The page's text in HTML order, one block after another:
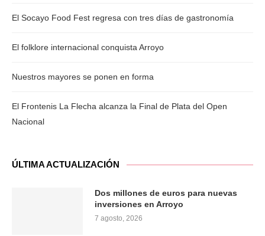
El Socayo Food Fest regresa con tres días de gastronomía
El folklore internacional conquista Arroyo
Nuestros mayores se ponen en forma
El Frontenis La Flecha alcanza la Final de Plata del Open
Nacional
ÚLTIMA ACTUALIZACIÓN
Dos millones de euros para nuevas
inversiones en Arroyo
7 agosto, 2026